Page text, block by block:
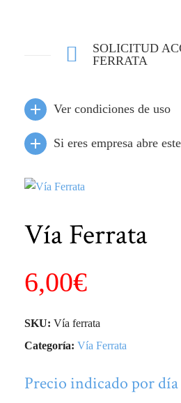
SOLICITUD
FERRATA
Ver condiciones de uso
Si eres empresa abre
Vía Ferrata
6,00€
SKU: Vía ferrata
Categoría: Vía Ferrata
Precio indicado por día